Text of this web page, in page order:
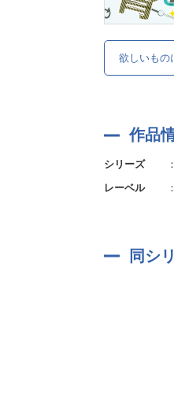
欲しいもの
作品
シリーズ ：
レーベル
：
同シ